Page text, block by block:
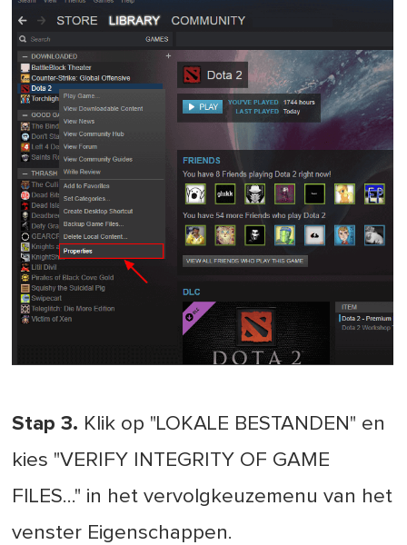
Stap 3. Klik op "LOKALE BESTANDEN" en
kies "VERIFY INTEGRITY OF GAME
FILES..." in het vervolgkeuzemenu van het
venster Eigenschappen.